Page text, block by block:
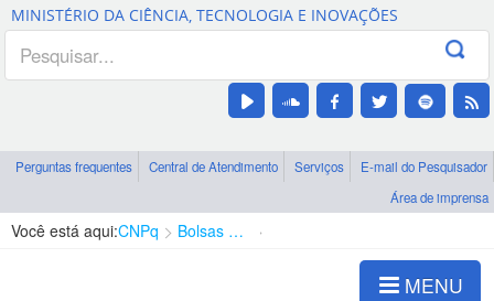
Canais
MINISTÉRIO DA CIÊNCIA, TECNOLOGIA E INOVAÇÕES
Perguntas frequentes Central de Atendimento Serviços
E-mail do Pesquisador
Área de imprensa
Você está aqui:CNPq Bolsas e Auxílios Vigentes
MENU